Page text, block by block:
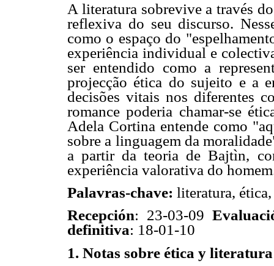
A literatura sobrevive a través
reflexiva do seu discurso.
como o espaço do
experiência individual e
ser entendido como a
projecção ética do sujeito e a
decisões vitais nos diferentes
romance poderia chamar-se
Adela Cortina entende como
sobre a linguagem da
a partir da teoria de Bajtìn,
experiência valorativa do
Palavras-chave: literatura,
Recepción: 23-03-09
definitiva: 18-01-10
1. Notas sobre ética y literatura